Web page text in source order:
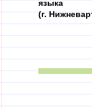
языка
(г.